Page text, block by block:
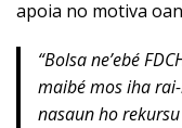
apoia no motiva
“Bolsa ne’ebé
maibé mos iha
nasaun ho